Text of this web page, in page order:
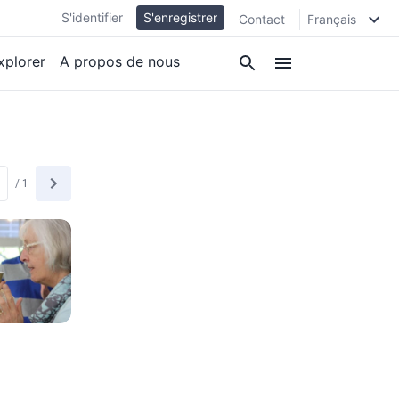
S'identifier S'enregistrer Contact Français
A propos de nous
/ 1